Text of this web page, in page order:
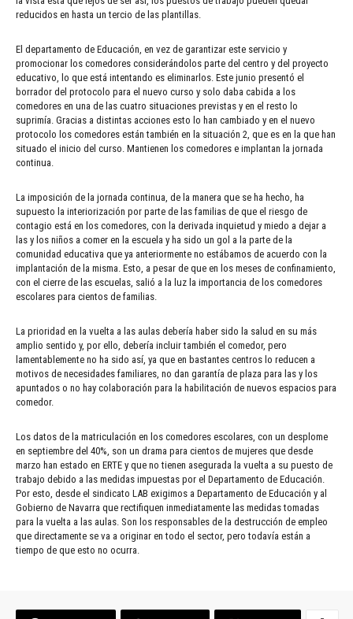
reducidos en hasta un tercio de las plantillas.
El departamento de Educación, en vez de garantizar este servicio y
promocionar los comedores considerándolos parte del centro y del proyecto
educativo, lo que está intentando es eliminarlos. Este junio presentó el
borrador del protocolo para el nuevo curso y solo daba cabida a los
comedores en una de las cuatro situaciones previstas y en el resto lo
suprimía. Gracias a distintas acciones esto lo han cambiado y en el nuevo
protocolo los comedores están también en la situación 2, que es en la que han
situado el inicio del curso. Mantienen los comedores e implantan la jornada
continua.
La imposición de la jornada continua, de la manera que se ha hecho, ha
supuesto la interiorización por parte de las familias de que el riesgo de
contagio está en los comedores, con la derivada inquietud y miedo a dejar a
las y los niños a comer en la escuela y ha sido un gol a la parte de la
comunidad educativa que ya anteriormente no estábamos de acuerdo con la
implantación de la misma. Esto, a pesar de que en los meses de confinamiento,
con el cierre de las escuelas, salió a la luz la importancia de los comedores
escolares para cientos de familias.
La prioridad en la vuelta a las aulas debería haber sido la salud en su más
amplio sentido y, por ello, debería incluir también el comedor, pero
lamentablemente no ha sido así, ya que en bastantes centros lo reducen a
motivos de necesidades familiares, no dan garantía de plaza para las y los
apuntados o no hay colaboración para la habilitación de nuevos espacios para
comedor.
Los datos de la matriculación en los comedores escolares, con un desplome
en septiembre del 40%, son un drama para cientos de mujeres que desde
marzo han estado en ERTE y que no tienen asegurada la vuelta a su puesto de
trabajo debido a las medidas impuestas por el Departamento de Educación.
Por esto, desde el sindicato LAB exigimos a Departamento de Educación y al
Gobierno de Navarra que rectifiquen inmediatamente las medidas tomadas
para la vuelta a las aulas. Son los responsables de la destrucción de empleo
que directamente se va a originar en todo el sector, pero todavía están a
tiempo de que esto no ocurra.